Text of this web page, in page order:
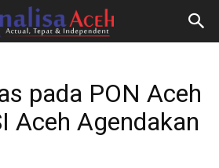
pada PON Aceh
Aceh Agendakan